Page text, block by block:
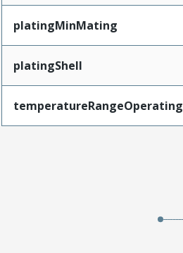
platingMinMating
platingShell
temperatureRangeOperating